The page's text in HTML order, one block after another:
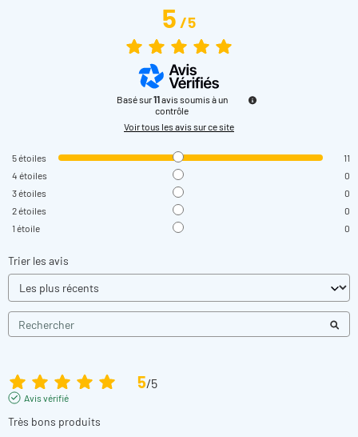
5/5
Basé sur11avis soumis à un
contrôle
Voir tous les avis sur ce site
5étoiles
11
4 étoiles
0
3étoiles
0
2étoiles
0
1 étoile 0
Trier les avis
5/5
Avis vérifié
Très bons produits